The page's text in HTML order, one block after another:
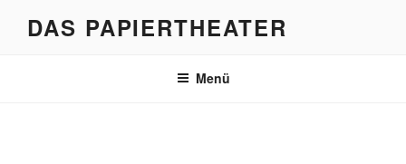
InhaltDAS PAPIERTHEATER
Menü